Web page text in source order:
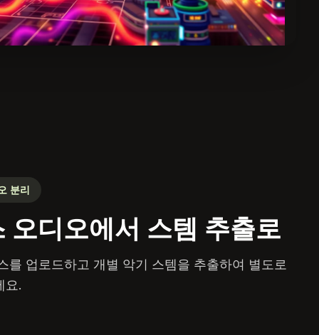
분리
오디오에서 스템 추출로
를 업로드하고 개별 악기 스템을 추출하여 별도로
요.